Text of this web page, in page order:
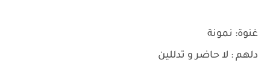
غنوة: نمونة
دلهم : لا حاضر و تدللين